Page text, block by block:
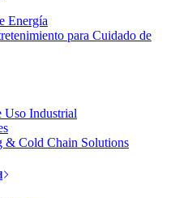
Energía
para Cuidado de
Uso Industrial
& Cold Chain Solutions